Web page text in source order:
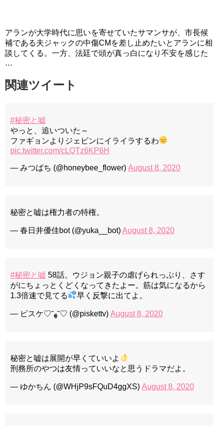
アランが大学時代に思いを寄せていたサマンサが、市長候
補である夫ジャックの中傷CMを差し止めたいとアランに相
談してくる。一方、法廷で頭が真っ白になり不安を感じた
…
関連ツイート
#秘密と嘘
やっと、追いついた～
ファギョンよりジェビンにイライラするわ
pic.twitter.com/cLQTz6KP6H
— みつばち (@honeybee_flower) August 8, 2020
秘密と嘘は権力者の特権。
— 春日井優佳bot (@yuka__bot)August 8, 2020
#秘密と嘘 58話。ウジョン親子の虐げられっぷり、さす
がにちょっとくどくなってきたよー。筋は気になるから
1.3倍速で見てる
早く反撃に出てよ。
— ピスケ♡˘ﻬ˘♡ (@piskettv) August 8, 2020
秘密と嘘は展開が早くていいよ
刑務所のやつは友情っていいなと思うドラマだよ。
— ゆかちん (@WHjP9sFQuD4ggXS) August 8, 2020